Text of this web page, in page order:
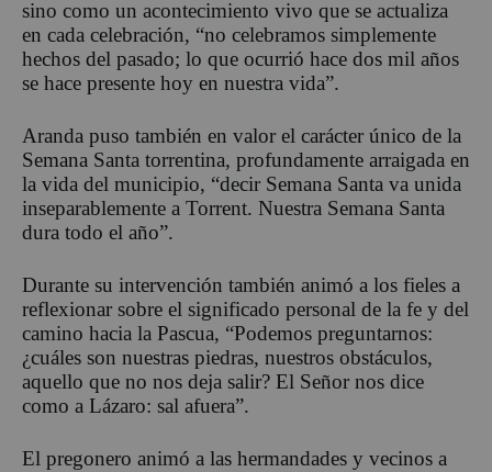
sino como un acontecimiento vivo que se actualiza
en cada celebración, “no celebramos simplemente
hechos del pasado; lo que ocurrió hace dos mil años
se hace presente hoy en nuestra vida”.
Aranda puso también en valor el carácter único de la
Semana Santa torrentina, profundamente arraigada en
la vida del municipio, “decir Semana Santa va unida
inseparablemente a Torrent. Nuestra Semana Santa
dura todo el año”.
Durante su intervención también animó a los fieles a
reflexionar sobre el significado personal de la fe y del
camino hacia la Pascua, “Podemos preguntarnos:
¿cuáles son nuestras piedras, nuestros obstáculos,
aquello que no nos deja salir? El Señor nos dice
como a Lázaro: sal afuera”.
El pregonero animó a las hermandades y vecinos a